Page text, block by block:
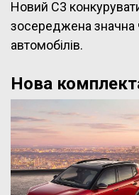
Новий C3
зосереджена значна
автомобілів.
Нова